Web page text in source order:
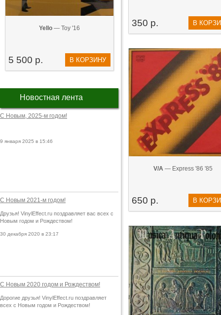
Yello — Toy '16
5 500 р. В КОРЗИНУ
Новостная лента
С Новым, 2025-м годом!
9 января 2025 в 15:46
С Новым 2021-м годом!
Друзья! VinylEffect.ru поздравляет вас всех с
Новым годом и Рождеством!
30 декабря 2020 в 23:17
С Новым 2020 годом и Рождеством!
Дорогие друзья! VinylEffect.ru поздравляет
всех с Новым годом и Рождеством!
350 р. В
V/A— Express '86 '85
650 р. В